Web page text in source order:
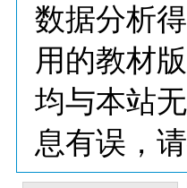
数据分析
用的教材
均与本站
息有误，